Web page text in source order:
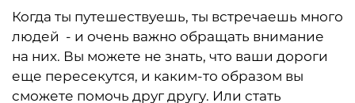
Когда ты путешествуешь, ты встречаешь много
людей - и очень важно обращать внимание
на них. Вы можете не знать, что ваши дороги
еще пересекутся, и каким-то образом вы
сможете помочь друг другу. Или стать